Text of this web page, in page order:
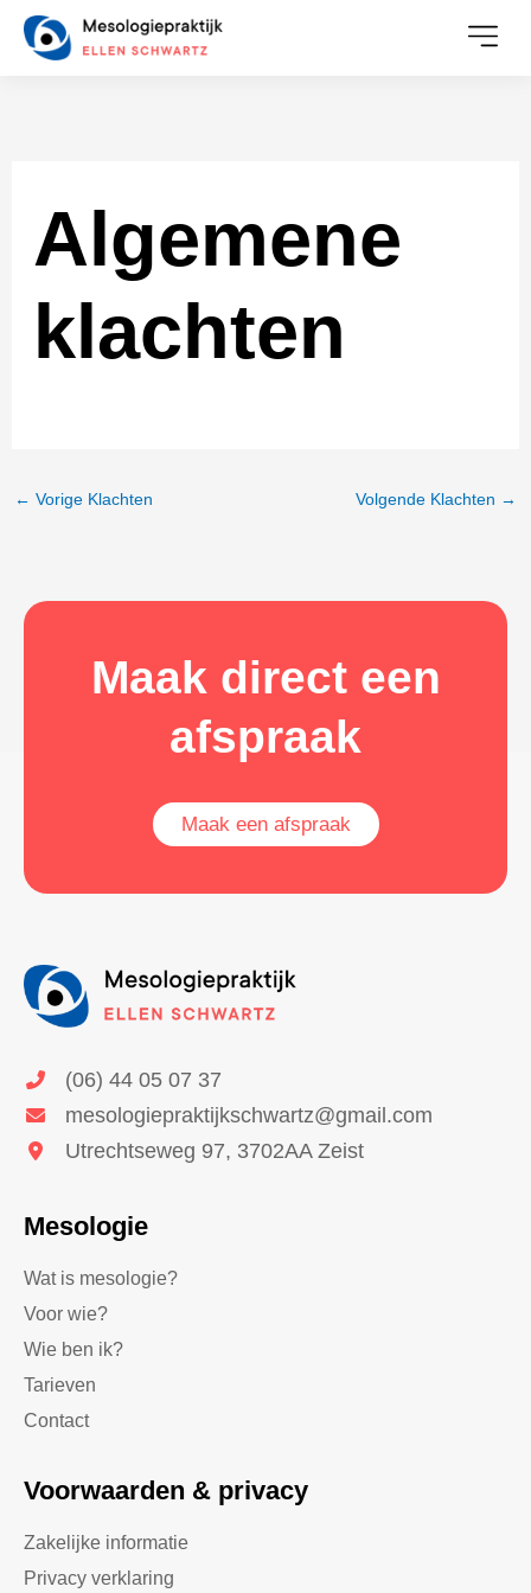
Ga
naar
Algemene
klachten
← Vorige Klachten Volgende Klachten →
Maak direct een
afspraak
Maak een afspraak
(06) 44 05 07 37
mesologiepraktijkschwartz@gmail.com
Utrechtseweg 97, 3702AA Zeist
Mesologie
Wat is mesologie?
Voor wie?
Wie ben ik?
Tarieven
Contact
Voorwaarden & privacy
Zakelijke informatie
Privacy verklaring